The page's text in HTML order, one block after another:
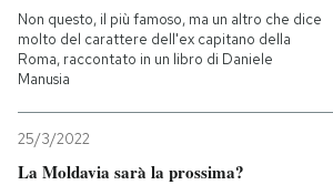
Non questo, il più famoso, ma un altro che dice
molto del carattere dell'ex capitano della
Roma, raccontato in un libro di Daniele
Manusia
25/3/2022
La Moldavia sarà la prossima?